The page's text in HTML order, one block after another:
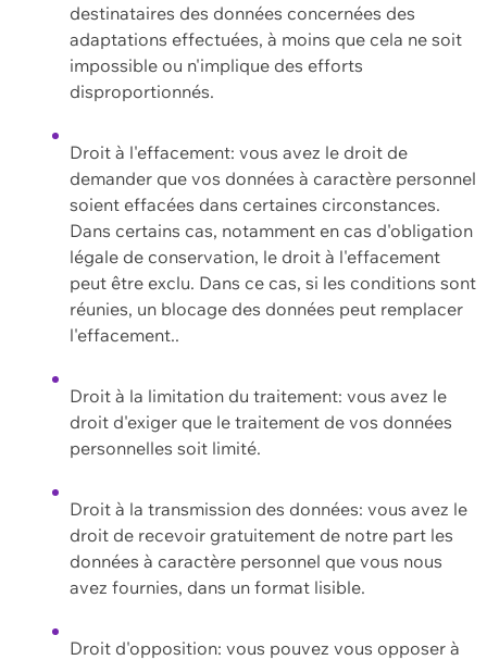
destinataires des données concernées des
adaptations effectuées, à moins que cela ne soit
impossible ou n'implique des efforts
disproportionnés.
Droit à l'effacement: vous avez le droit de
demander que vos données à caractère personnel
soient effacées dans certaines circonstances.
Dans certains cas, notamment en cas d'obligation
légale de conservation, le droit à l'effacement
peut être exclu. Dans ce cas, si les conditions sont
réunies, un blocage des données peut remplacer
l'effacement..
Droit à la limitation du traitement: vous avez le
droit d'exiger que le traitement de vos données
personnelles soit limité.
Droit à la transmission des données: vous avez le
droit de recevoir gratuitement de notre part les
données à caractère personnel que vous nous
avez fournies, dans un format lisible.
Droit d'opposition: vous pouvez vous opposer à